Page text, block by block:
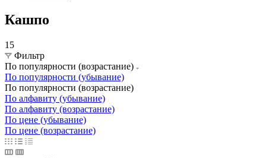
Кашпо
15
Фильтр
По популярности (возрастание)
По популярности (убывание)
По популярности (возрастание)
По алфавиту (убывание)
По алфавиту (возрастание)
По цене (убывание)
По цене (возрастание)